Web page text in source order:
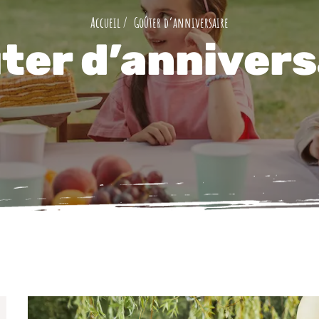
Goûter d’anniversaire